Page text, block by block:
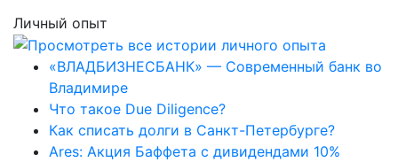
Личный опыт
«ВЛАДБИЗНЕСБАНК» — Современный банк во
Владимире
Что такое Due Diligence?
Как списать долги в Санкт-Петербурге?
Ares: Акция Баффета с дивидендами 10%